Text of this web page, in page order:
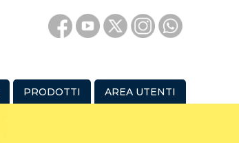
PRODOTTI AREA UTENTI